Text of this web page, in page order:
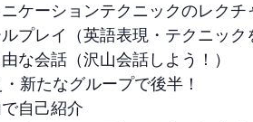
ケーションテクニックのレクチ
プレイ（英語表現・テクニック
な会話（沢山会話しよう！）
新たなグループで後半！
自己紹介